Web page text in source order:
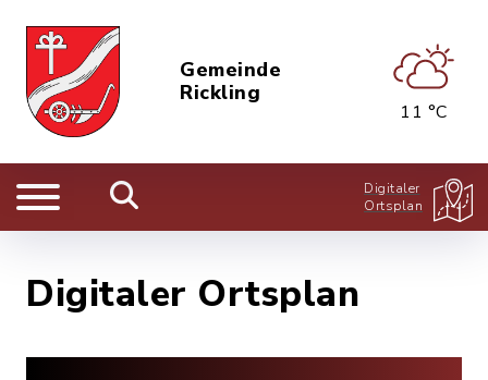
Gemeinde
Rickling
11 °C
Digitaler
Ortsplan
Digitaler Ortsplan